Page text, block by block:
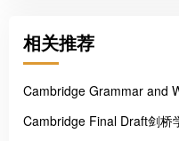
相关推荐
Cambridge Grammar and
Cambridge Final Draft剑桥